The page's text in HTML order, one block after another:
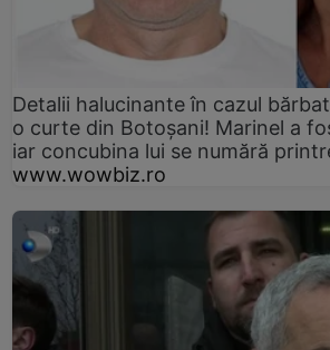
Detalii halucinante în cazul
o curte din Botoșani! Marinel a
iar concubina lui se numără
www.wowbiz.ro